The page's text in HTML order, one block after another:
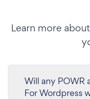
Learn more
Will any POWR
For Wordpress